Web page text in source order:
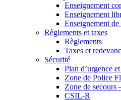
Enseignement
Enseignement
Enseignement
Règlements et taxes
Règlements
Taxes et
Sécurité
Plan d’urgence
Zone de Police
Zone de
CSIL-R